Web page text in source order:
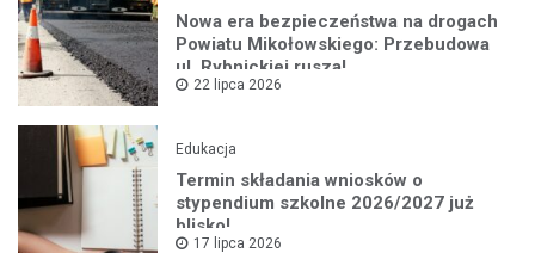
Nowa era bezpieczeństwa na drogach
Powiatu Mikołowskiego: Przebudowa
ul. Rybnickiej rusza!
22 lipca 2026
Edukacja
Termin składania wniosków o
stypendium szkolne 2026/2027 już
blisko!
17 lipca 2026